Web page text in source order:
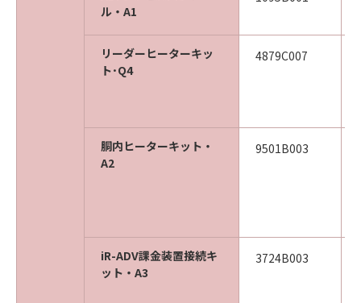
ル・A1
リーダーヒーターキッ
ト･Q4
4879C007
胴内ヒーターキット・
A2
9501B003
iR-ADV課金装置接続キ
ット・A3
3724B003